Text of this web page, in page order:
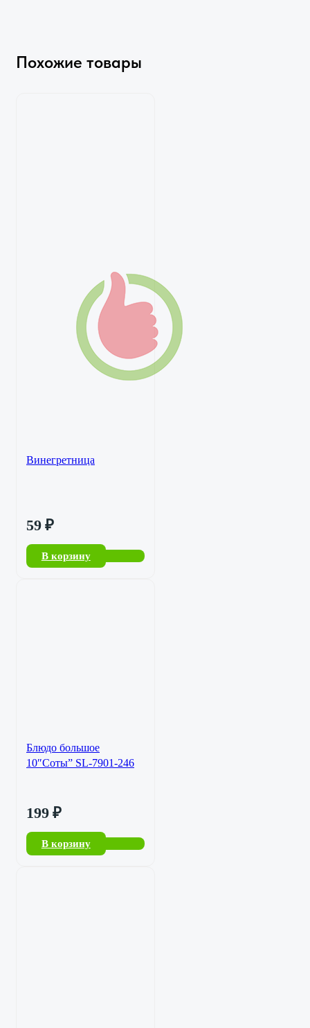
Похожие товары
Винегретница
59 ₽
В корзину
Блюдо большое
10″Соты” SL-7901-246
199 ₽
В корзину